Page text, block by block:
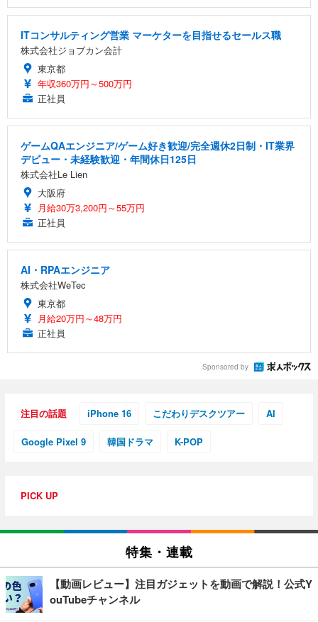
ITコンサルティング営業 マーケターを目指せるセールス職
株式会社ジョブカン会計
東京都
年収360万円～500万円
正社員
ゲームQAエンジニア/ゲーム好き歓迎/完全週休2日制・IT業界
デビュー・未経験歓迎・年間休日125日
株式会社Le Lien
大阪府
月給30万3,200円～55万円
正社員
AI・RPAエンジニア
株式会社WeTec
東京都
月給20万円～48万円
正社員
Sponsored by
注目の話題 iPhone 16 こだわりデスクツアー AI
Google Pixel 9 韓国ドラマ K-POP
PICK UP
特集・連載
【動画レビュー】注目ガジェットを動画で解説！公式Y
ouTubeチャンネル